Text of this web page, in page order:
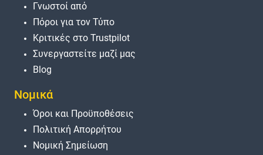
Γνωστοί από
Πόροι για τον Τύπο
Κριτικές στο Trustpilot
Συνεργαστείτε μαζί μας
Blog
Νομικά
Όροι και Προϋποθέσεις
Πολιτική Απορρήτου
Νομική Σημείωση